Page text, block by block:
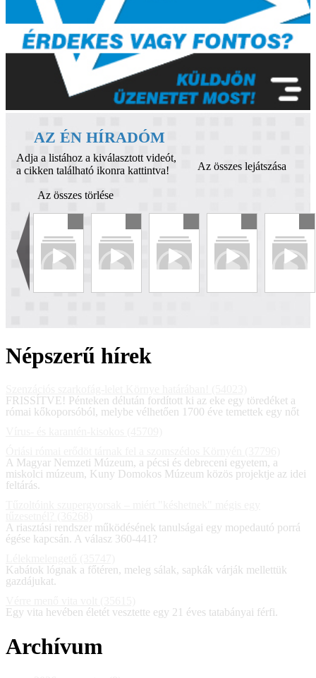
AZ ÉN HÍRADÓM
Adja a listához a kiválasztott videót,
a cikken található ikonra kattintva!
Az összes lejátszása
Az összes törlése
Népszerű hírek
FRISSÍTVE! Pénteken délután fordított ki az eke egy töredéket a
római kőkoporsóból, melybe vélhetően 1700 éve temettek egy nőt
A Magyar Nemzeti Múzeum, a pécsi és debreceni egyetem, a
miskolci múzeum, Kuny Domokos Múzeum közös projektje az idei
feltárás.
A riasztási rendszer működésének tanulságai egy mopedautó porrá
égése kapcsán. A válasz 360-441?
Kabátok lógnak a főtéren, meleg sálak, sapkák várják mellettük
gazdájukat.
Egy vita hevében életét vesztette egy 21 éves tatabányai férfi.
Archívum